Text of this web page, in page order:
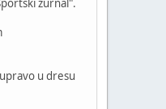
u dresu